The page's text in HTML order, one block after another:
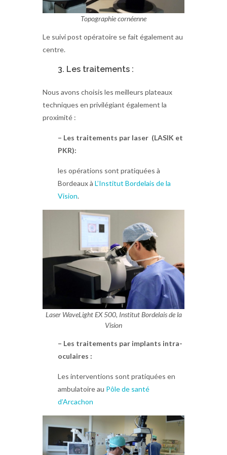
Topographie cornéenne
Le suivi post opératoire se fait également au
centre.
3. Les traitements :
Nous avons choisis les meilleurs plateaux
techniques en privilégiant également la
proximité :
– Les traitements par laser (LASIK et
PKR):
les opérations sont pratiquées à
Bordeaux à L’Institut Bordelais de la
Vision.
Laser WaveLight EX 500, Institut Bordelais de la
Vision
– Les traitements par implants intra-
oculaires :
Les interventions sont pratiquées en
ambulatoire au Pôle de santé
d’Arcachon